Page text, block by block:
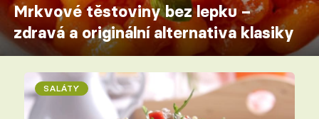
Mrkvové těstoviny bez lepku –
zdravá a originální alternativa klasiky
SALÁTY